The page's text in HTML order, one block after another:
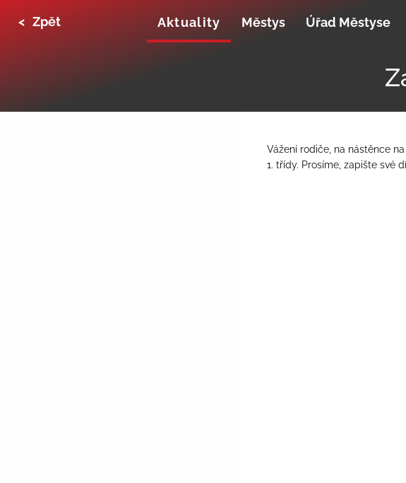
< Zpět Aktuality Městys Úřad Městyse
Vážení rodiče, na nástěnce
1. třídy. Prosíme, zapište své